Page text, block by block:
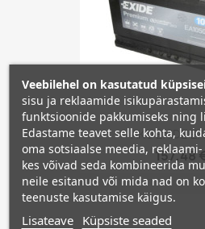
AKU EXIDE
157,48
Veebilehel on kasutatud
sisu ja reklaamide
funktsioonide pakkumiseks ning
Edastame teavet selle kohta,
oma sotsiaalse meedia,
kes võivad seda kombineerida
neile esitanud või mida nad on
teenuste kasutamise käigus.
Lisateave Küpsiste seaded